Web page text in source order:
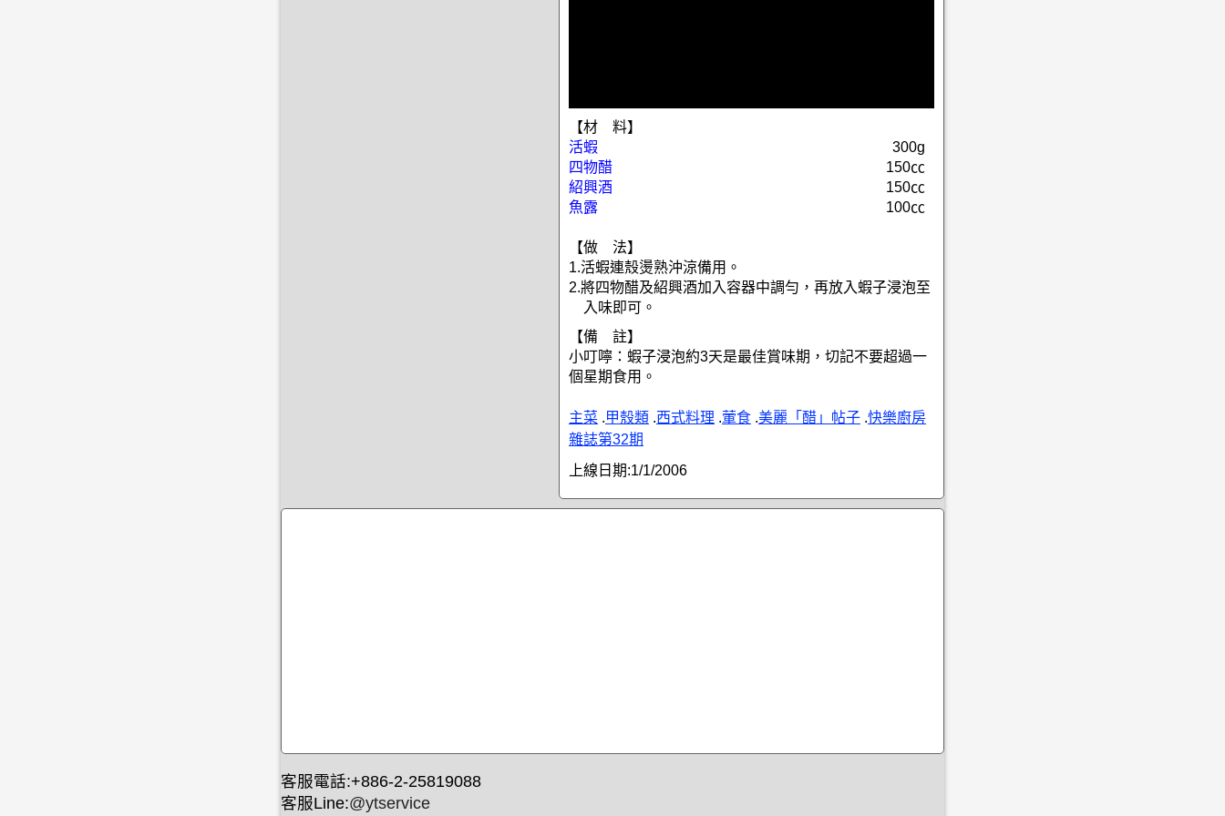
【材 料】
活蝦
300g
四物醋
150㏄
紹興酒
150㏄
魚露
100㏄
【做 法】
1.活蝦連殼燙熟沖涼備用。
2.將四物醋及紹興酒加入容器中調勻，再放入蝦子浸泡至
入味即可。
【備 註】
小叮嚀：蝦子浸泡約3天是最佳賞味期，切記不要超過一
個星期食用。
主菜 .甲殼類 .西式料理 .葷食 .美麗「醋」帖子 .快樂廚房
雜誌第32期
上線日期:1/1/2006
客服電話:+886-2-25819088
客服Line:@ytservice